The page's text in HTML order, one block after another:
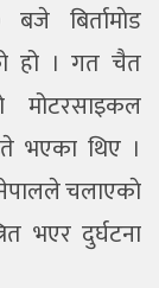
बिर्तामाेड
हो । गत चैत
भएका थिए ।
नेपालले चलाएकाे
भएर दुर्घटना